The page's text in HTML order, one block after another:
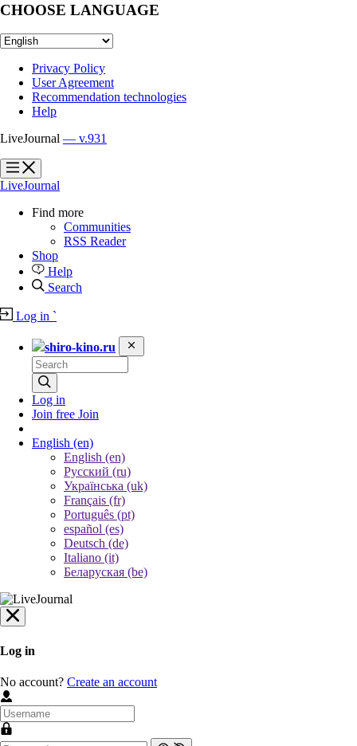
CHOOSE LANGUAGE
Privacy Policy
User Agreement
Recommendation technologies
Help
LiveJournal — v.931
?
?
LiveJournal
Find more
Communities
RSS Reader
Shop
Help
Search
Log in `
shiro-kino.ru
Log in
Join free Join
English (en)
English (en)
Русский (ru)
Українська (uk)
Français (fr)
Português (pt)
español (es)
Deutsch (de)
Italiano (it)
Беларуская (be)
Log in
No account? Create an account